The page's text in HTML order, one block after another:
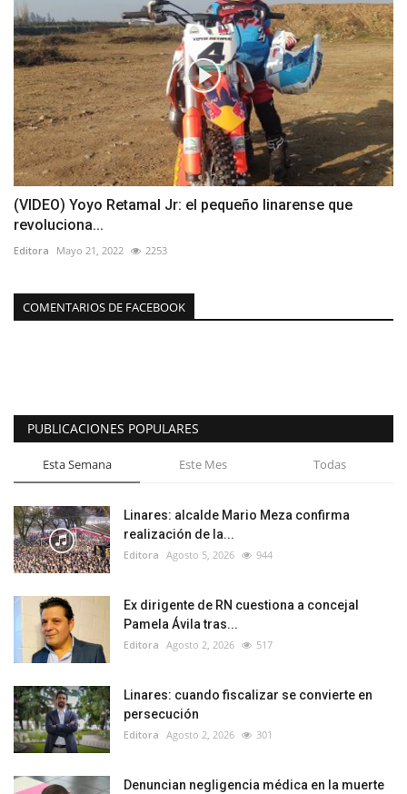
(VIDEO) Yoyo Retamal Jr: el pequeño linarense que
revoluciona...
Editora Mayo 21, 2022 2253
COMENTARIOS DE FACEBOOK
PUBLICACIONES POPULARES
Esta Semana Este Mes Todas
Linares: alcalde Mario Meza confirma
realización de la...
Editora Agosto 5, 2026 944
Ex dirigente de RN cuestiona a concejal
Pamela Ávila tras...
Editora Agosto 2, 2026 517
Linares: cuando fiscalizar se convierte en
persecución
Editora Agosto 2, 2026 301
Denuncian negligencia médica en la muerte